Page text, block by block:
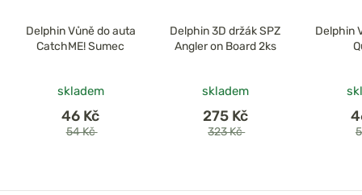
Delphin Vůně do auta
CatchME! Sumec
skladem
46 Kč
54 Kč
Delphin 3D držák SPZ
Angler on Board 2ks
skladem
275 Kč
323 Kč
Delphin